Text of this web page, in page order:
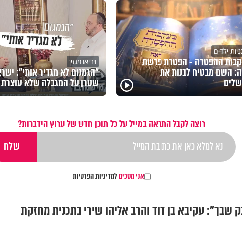
ילדים
ההפטרה - הפטרת פרשת
השם מבטיח לבנות את
וידיאו מגזין
"הגמגום לא מגדיר אותי":
שטרן על המגבלה שלא עוצרת
רוצה לקבל התראה במייל על כל תוכן חדש של ערוץ הידברות?
אני מסכיםלמדיניות הפרטיות
שבך": עקיבא בן דוד והרב אליהו שירי בתכנית מחזקת